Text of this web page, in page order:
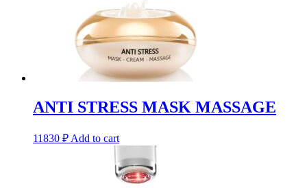
ANTI STRESS MASK MASSAGE
11830 ₽ Add to cart